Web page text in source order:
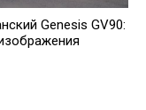
Genesis GV90: